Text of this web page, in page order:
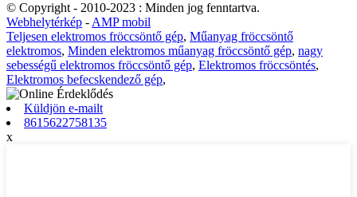
© Copyright - 2010-2023 : Minden jog fenntartva.
Webhelytérkép - AMP mobil
Teljesen elektromos fröccsöntő gép, Műanyag fröccsöntő
elektromos, Minden elektromos műanyag fröccsöntő gép, nagy
sebességű elektromos fröccsöntő gép, Elektromos fröccsöntés,
Elektromos befecskendező gép,
Küldjön e-mailt
8615622758135
x